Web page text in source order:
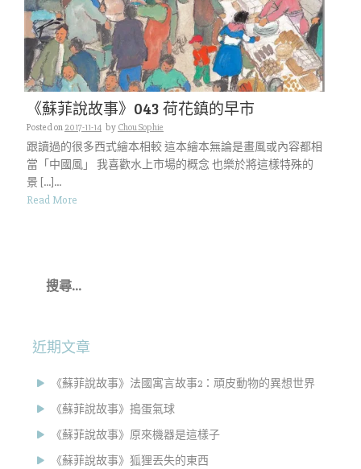
《蘇菲說故事》043 荷花鎮的早市
Posted on 2017-11-14 by Chou Sophie
跟讀過的很多西式繪本相較 這本繪本無論是畫風或內容都相
當「中國風」 我喜歡水上市場的概念 也樂於將這樣特殊的
景 […]...
Read More
近期文章
《蘇菲說故事》法國寓言故事2：頑皮動物的異想世界
《蘇菲說故事》搗蛋氣球
《蘇菲說故事》原來機器是這樣子
《蘇菲說故事》狐狸丟失的東西